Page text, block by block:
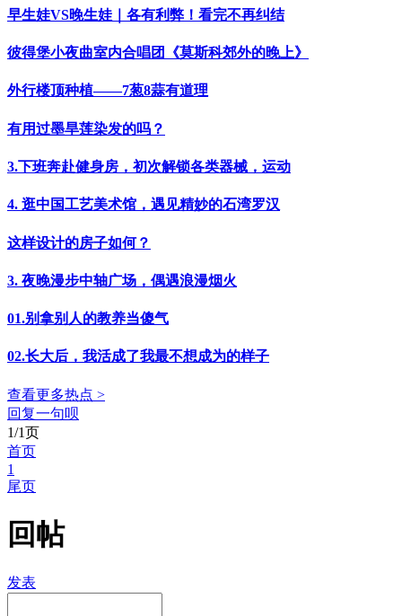
早生娃VS晚生娃｜各有利弊！看完不再纠结
彼得堡小夜曲室内合唱团《莫斯科郊外的晚上》
外行楼顶种植——7葱8蒜有道理
有用过墨旱莲染发的吗？
3.下班奔赴健身房，初次解锁各类器械，运动
4. 逛中国工艺美术馆，遇见精妙的石湾罗汉
这样设计的房子如何？
3. 夜晚漫步中轴广场，偶遇浪漫烟火
01.别拿别人的教养当傻气
02.长大后，我活成了我最不想成为的样子
查看更多热点 >
回复一句呗
1/1页
首页
1
尾页
回帖
发表